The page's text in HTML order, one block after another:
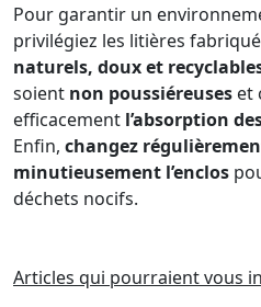
Pour garantir un
privilégiez les litières
naturels, doux et
soient non poussiéreuses et
efficacement l’absorption
Enfin, changez
minutieusement l’enclos
déchets nocifs.
Articles qui pourraient vous